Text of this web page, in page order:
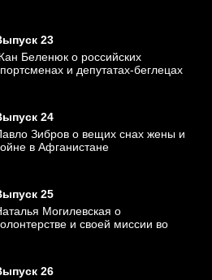
23
Беленюк о российских
и депутатах-беглецах
24
Зибров о вещих снах жены и
в Афганистане
25
Могилевская о
и своей миссии во
26